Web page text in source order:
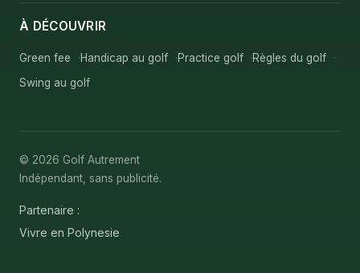
À DÉCOUVRIR
Green fee Handicap au golf Practice golf
Règles du golf
Swing au golf
© 2026 Golf Autrement
Indépendant, sans publicité.
Partenaire :
Vivre en Polynesie